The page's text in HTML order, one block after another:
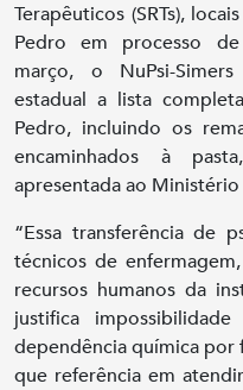
Terapêuticos (SRTs),
Pedro em processo de
março, o NuPsi-
estadual a lista
Pedro, incluindo os
encaminhados à
apresentada ao
“Essa transferência de
técnicos de
recursos humanos da
justifica
dependência química por
que referência em